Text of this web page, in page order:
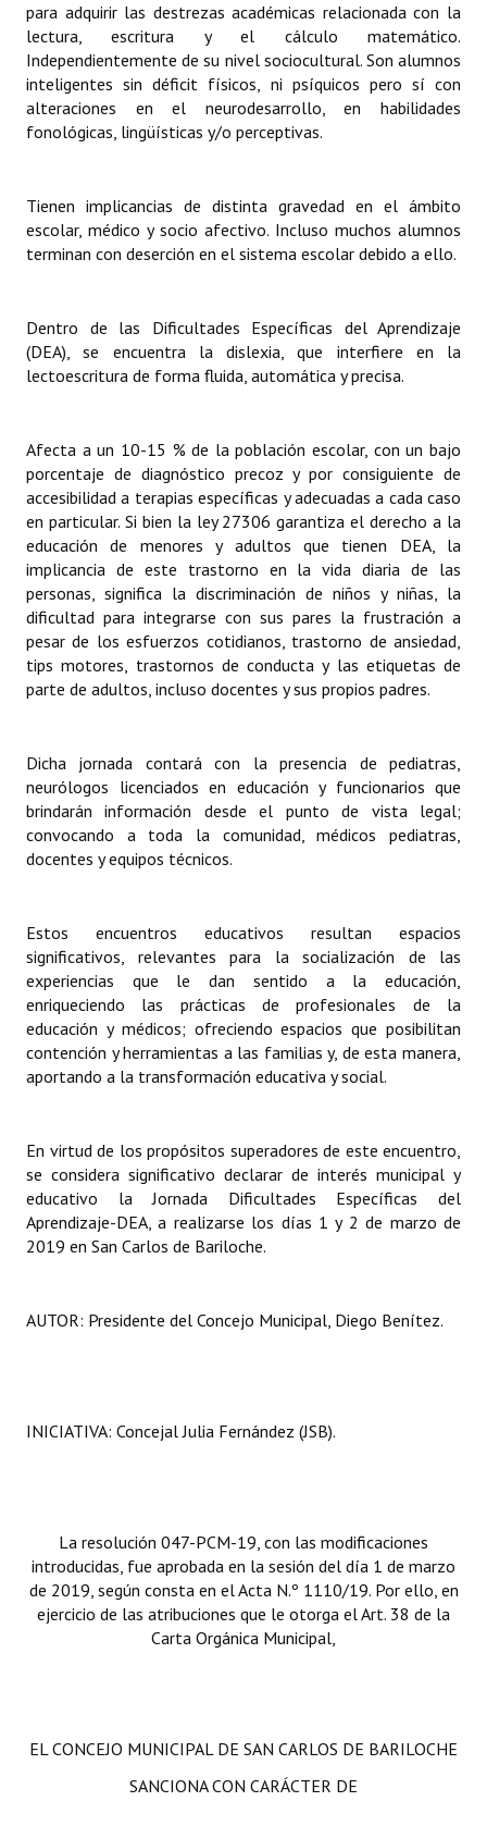
Registros y Distinciones
Datos Históricos
Premio al Mérito - Registro
Mujeres que Dejaron Huellas - Registro
Periodistas Decanos - Registro
Banca del Vecino - Registro
Huéspedes de Honor - Registro
Reconocimientos - Registro
Bariloche, Municipio intercultural
Entrega de distinciones
REFORMA DE LA CARTA ORGÁNICA
para adquirir las destrezas académicas relacionada con la
lectura, escritura y el cálculo matemático.
Independientemente de su nivel sociocultural. Son alumnos
inteligentes sin déficit físicos, ni psíquicos pero sí con
alteraciones en el neurodesarrollo, en habilidades
fonológicas, lingüísticas y/o perceptivas.
Tienen implicancias de distinta gravedad en el ámbito
escolar, médico y socio afectivo. Incluso muchos alumnos
terminan con deserción en el sistema escolar debido a ello.
Dentro de las Dificultades Específicas del Aprendizaje
(DEA), se encuentra la dislexia, que interfiere en la
lectoescritura de forma fluida, automática y precisa.
Afecta a un 10-15 % de la población escolar, con un bajo
porcentaje de diagnóstico precoz y por consiguiente de
accesibilidad a terapias específicas y adecuadas a cada caso
en particular. Si bien la ley 27306 garantiza el derecho a la
educación de menores y adultos que tienen DEA, la
implicancia de este trastorno en la vida diaria de las
personas, significa la discriminación de niños y niñas, la
dificultad para integrarse con sus pares la frustración a
pesar de los esfuerzos cotidianos, trastorno de ansiedad,
tips motores, trastornos de conducta y las etiquetas de
parte de adultos, incluso docentes y sus propios padres.
Dicha jornada contará con la presencia de pediatras,
neurólogos licenciados en educación y funcionarios que
brindarán información desde el punto de vista legal;
convocando a toda la comunidad, médicos pediatras,
docentes y equipos técnicos.
Estos encuentros educativos resultan espacios
significativos, relevantes para la socialización de las
experiencias que le dan sentido a la educación,
enriqueciendo las prácticas de profesionales de la
educación y médicos; ofreciendo espacios que posibilitan
contención y herramientas a las familias y, de esta manera,
aportando a la transformación educativa y social.
En virtud de los propósitos superadores de este encuentro,
se considera significativo declarar de interés municipal y
educativo la Jornada Dificultades Específicas del
Aprendizaje-DEA, a realizarse los días 1 y 2 de marzo de
2019 en San Carlos de Bariloche.
AUTOR: Presidente del Concejo Municipal, Diego Benítez.
INICIATIVA: Concejal Julia Fernández (JSB).
La resolución 047-PCM-19, con las modificaciones
introducidas, fue aprobada en la sesión del día 1 de marzo
de 2019, según consta en el Acta N.º 1110/19. Por ello, en
ejercicio de las atribuciones que le otorga el Art. 38 de la
Carta Orgánica Municipal,
EL CONCEJO MUNICIPAL DE SAN CARLOS DE BARILOCHE
SANCIONA CON CARÁCTER DE